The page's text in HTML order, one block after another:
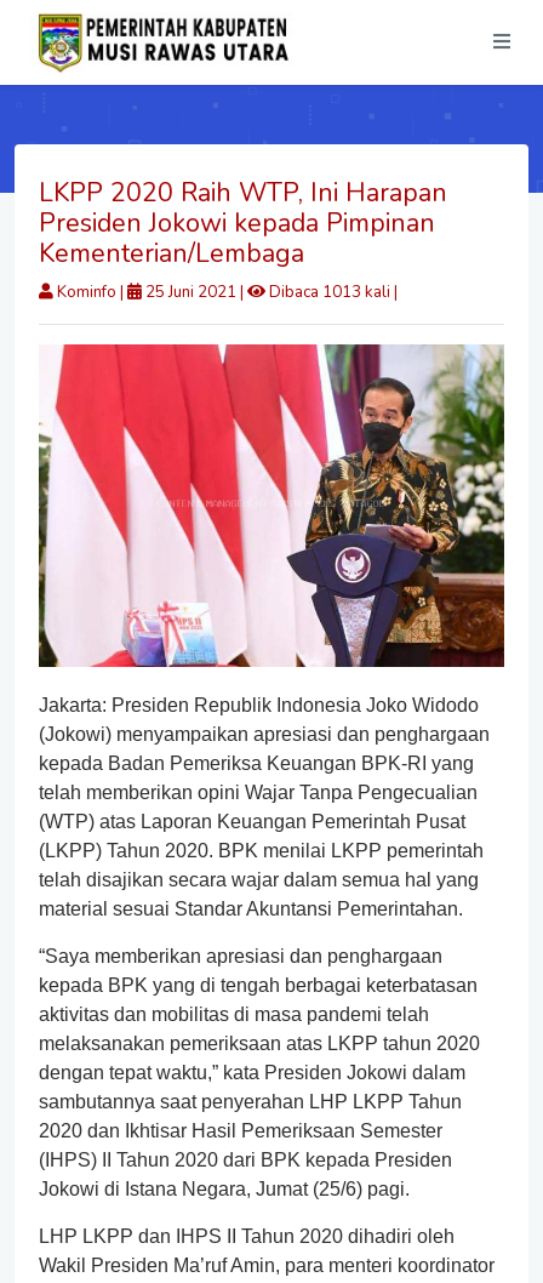
LKPP 2020 Raih WTP, Ini Harapan
Presiden Jokowi kepada Pimpinan
Kementerian/Lembaga
Kominfo | 25 Juni 2021 | Dibaca 1013 kali |
Jakarta: Presiden Republik Indonesia Joko Widodo
(Jokowi) menyampaikan apresiasi dan penghargaan
kepada Badan Pemeriksa Keuangan BPK-RI yang
telah memberikan opini Wajar Tanpa Pengecualian
(WTP) atas Laporan Keuangan Pemerintah Pusat
(LKPP) Tahun 2020. BPK menilai LKPP pemerintah
telah disajikan secara wajar dalam semua hal yang
material sesuai Standar Akuntansi Pemerintahan.
“Saya memberikan apresiasi dan penghargaan
kepada BPK yang di tengah berbagai keterbatasan
aktivitas dan mobilitas di masa pandemi telah
melaksanakan pemeriksaan atas LKPP tahun 2020
dengan tepat waktu,” kata Presiden Jokowi dalam
sambutannya saat penyerahan LHP LKPP Tahun
2020 dan Ikhtisar Hasil Pemeriksaan Semester
(IHPS) II Tahun 2020 dari BPK kepada Presiden
Jokowi di Istana Negara, Jumat (25/6) pagi.
LHP LKPP dan IHPS II Tahun 2020 dihadiri oleh
Wakil Presiden Ma’ruf Amin, para menteri koordinator